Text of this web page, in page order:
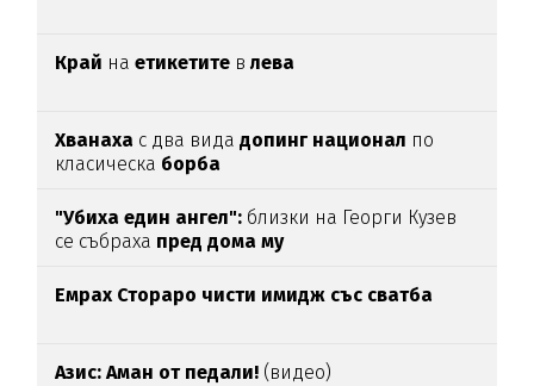
Край наетикетите влева
Хванаха с два видадопинг национал по
класическа борба
"Убиха един ангел": близки на Георги Кузев
се събраха пред дома му
Емрах Стораро чисти имидж със сватба
Азис: Аман от педали! (видео)